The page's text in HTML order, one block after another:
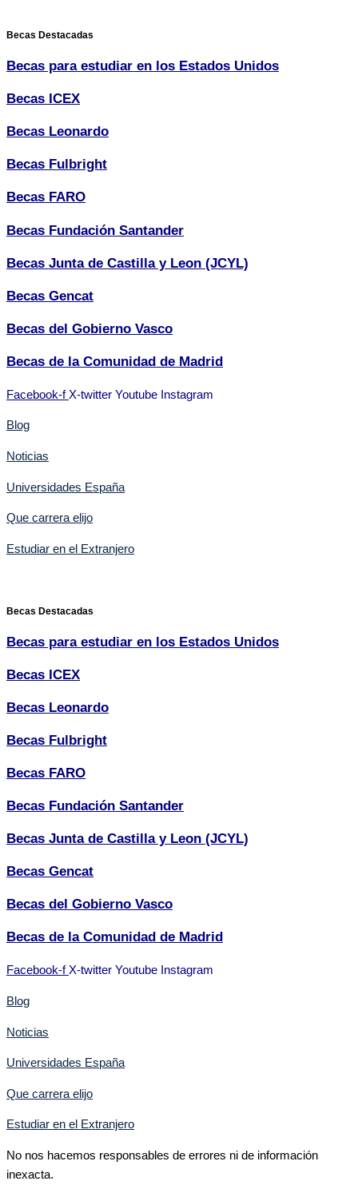
Becas Destacadas
Becas para estudiar en los Estados Unidos
Becas ICEX
Becas Leonardo
Becas Fulbright
Becas FARO
Becas Fundación Santander
Becas Junta de Castilla y Leon (JCYL)
Becas Gencat
Becas del Gobierno Vasco
Becas de la Comunidad de Madrid
Facebook-f X-twitter Youtube Instagram
Blog
Noticias
Universidades España
Que carrera elijo
Estudiar en el Extranjero
Becas Destacadas
Becas para estudiar en los Estados Unidos
Becas ICEX
Becas Leonardo
Becas Fulbright
Becas FARO
Becas Fundación Santander
Becas Junta de Castilla y Leon (JCYL)
Becas Gencat
Becas del Gobierno Vasco
Becas de la Comunidad de Madrid
Facebook-f X-twitter Youtube Instagram
Blog
Noticias
Universidades España
Que carrera elijo
Estudiar en el Extranjero
No nos hacemos responsables de errores ni de información
inexacta.